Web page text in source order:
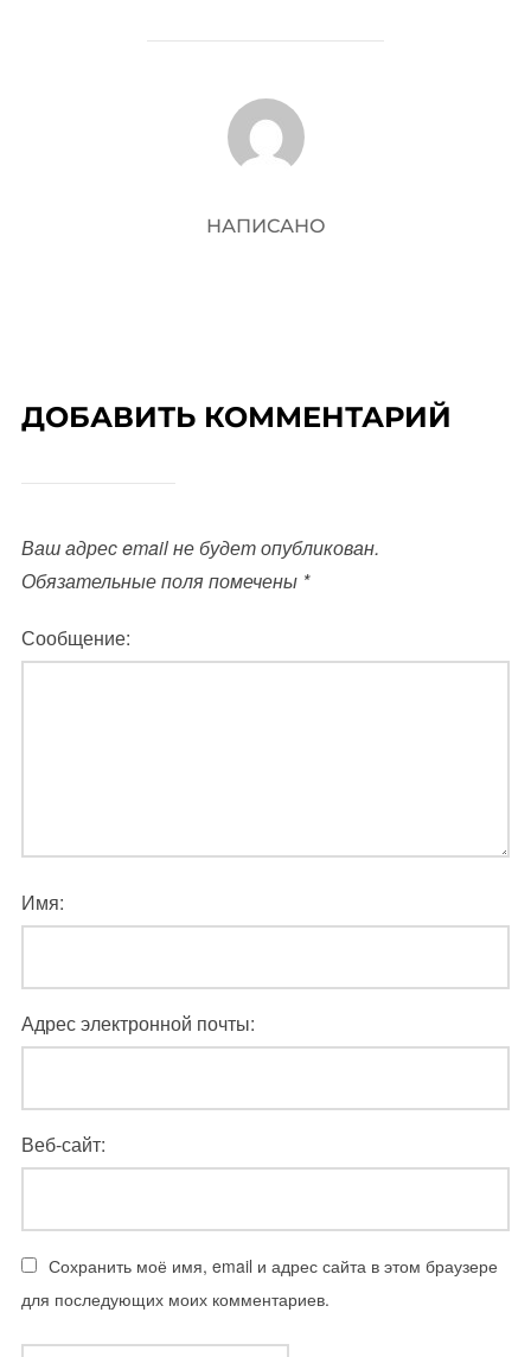
АВТОР ЗАПИСИ
НАПИСАНО
ДОБАВИТЬ КОММЕНТАРИЙ
Ваш адрес email не будет опубликован.
Обязательные поля помечены *
Сообщение:
Имя:
Адрес электронной почты:
Веб-сайт:
Сохранить моё имя, email и адрес сайта в этом браузере
для последующих моих комментариев.